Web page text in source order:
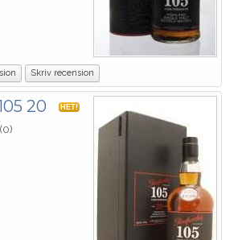
Skriv recension
20 HET!
(0)